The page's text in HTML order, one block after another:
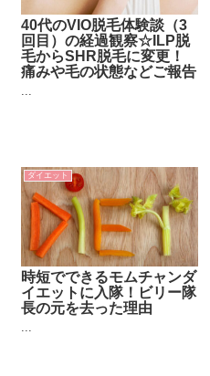
40代のVIO脱毛体験談（3
回目）の経過観察☆ILP脱
毛からSHR脱毛に変更！
痛みや毛の状態などご報告
ダイエット
時短でできるモムチャンダ
イエットに入隊！ビリー隊
長の元を去った理由
...